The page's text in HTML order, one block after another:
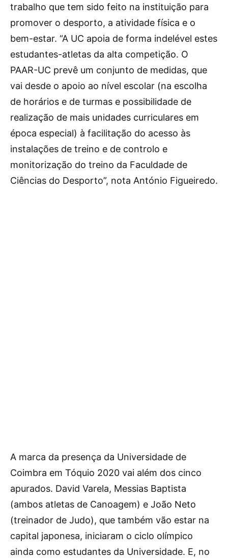
trabalho que tem sido feito na instituição para
promover o desporto, a atividade física e o
bem-estar. “A UC apoia de forma indelével estes
estudantes-atletas da alta competição. O
PAAR-UC prevê um conjunto de medidas, que
vai desde o apoio ao nível escolar (na escolha
de horários e de turmas e possibilidade de
realização de mais unidades curriculares em
época especial) à facilitação do acesso às
instalações de treino e de controlo e
monitorização do treino da Faculdade de
Ciências do Desporto”, nota António Figueiredo.
A marca da presença da Universidade de
Coimbra em Tóquio 2020 vai além dos cinco
apurados. David Varela, Messias Baptista
(ambos atletas de Canoagem) e João Neto
(treinador de Judo), que também vão estar na
capital japonesa, iniciaram o ciclo olímpico
ainda como estudantes da Universidade. E, no